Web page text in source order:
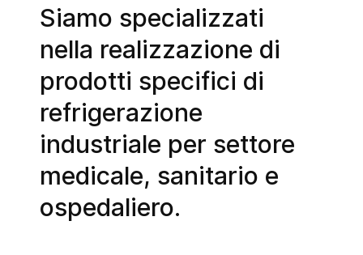
Siamo specializzati
nella realizzazione di
prodotti specifici di
refrigerazione
industriale per settore
medicale, sanitario e
ospedaliero.